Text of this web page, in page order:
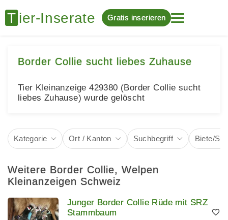
Gratis inserieren
Border Collie sucht liebes Zuhause
Tier Kleinanzeige 429380 (Border Collie sucht
liebes Zuhause) wurde gelöscht
Kategorie Ort / Kanton Suchbegriff Biete/
Weitere Border Collie, Welpen
Kleinanzeigen Schweiz
Junger Border Collie Rüde mit SRZ
Stammbaum